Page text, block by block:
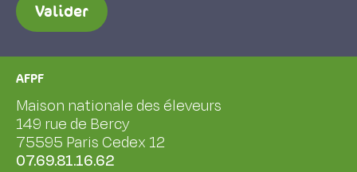
Valider
AFPF
Maison nationale des éleveurs
149 rue de Bercy
75595 Paris Cedex 12
07.69.81.16.62